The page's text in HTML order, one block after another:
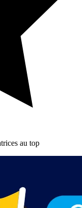
au top